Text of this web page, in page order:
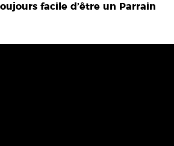
facile d’être un Parrain